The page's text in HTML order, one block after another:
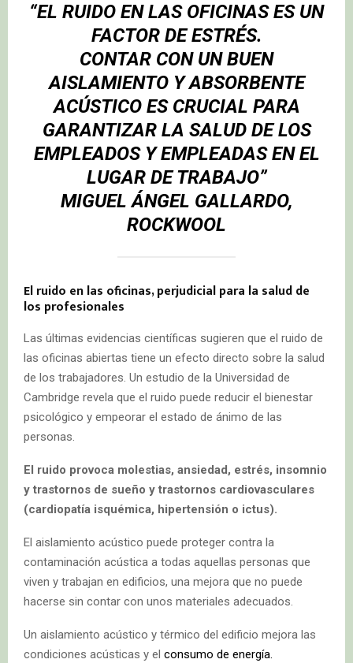
“EL RUIDO EN LAS OFICINAS ES UN
FACTOR DE ESTRÉS.
CONTAR CON UN BUEN
AISLAMIENTO Y ABSORBENTE
ACÚSTICO ES CRUCIAL PARA
GARANTIZAR LA SALUD DE LOS
EMPLEADOS Y EMPLEADAS EN EL
LUGAR DE TRABAJO”
MIGUEL ÁNGEL GALLARDO,
ROCKWOOL
El ruido en las oficinas, perjudicial para la salud de
los profesionales
Las últimas evidencias científicas sugieren que el ruido de
las oficinas abiertas tiene un efecto directo sobre la salud
de los trabajadores. Un estudio de la Universidad de
Cambridge revela que el ruido puede reducir el bienestar
psicológico y empeorar el estado de ánimo de las
personas.
El ruido provoca molestias, ansiedad, estrés, insomnio
y trastornos de sueño y trastornos cardiovasculares
(cardiopatía isquémica, hipertensión o ictus).
El aislamiento acústico puede proteger contra la
contaminación acústica a todas aquellas personas que
viven y trabajan en edificios, una mejora que no puede
hacerse sin contar con unos materiales adecuados.
Un aislamiento acústico y térmico del edificio mejora las
condiciones acústicas y el consumo de energía.